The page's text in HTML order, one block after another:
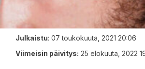
Julkaistu: 07 toukokuuta, 2021 20:06
Viimeisin päivitys: 25 elokuuta, 2022